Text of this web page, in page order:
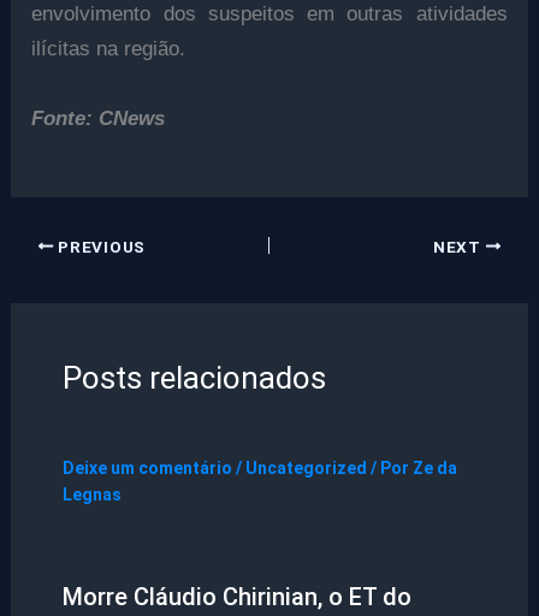
envolvimento dos suspeitos em outras atividades
ilícitas na região.
Fonte: CNews
PREVIOUS NEXT
Posts relacionados
Deixe um comentário / Uncategorized / Por Ze da
Legnas
Morre Cláudio Chirinian, o ET do